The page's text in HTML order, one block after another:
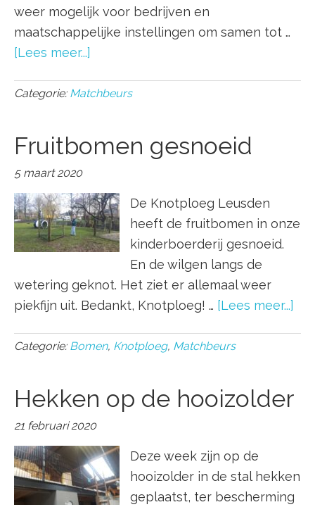
weer mogelijk voor bedrijven en
maatschappelijke instellingen om samen tot …
[Lees meer...]
Categorie: Matchbeurs
Fruitbomen gesnoeid
5 maart 2020
De Knotploeg Leusden
heeft de fruitbomen in onze
kinderboerderij gesnoeid.
En de wilgen langs de
wetering geknot. Het ziet er allemaal weer
piekfijn uit. Bedankt, Knotploeg! … [Lees meer...]
Categorie: Bomen, Knotploeg, Matchbeurs
Hekken op de hooizolder
21 februari 2020
Deze week zijn op de
hooizolder in de stal hekken
geplaatst, ter bescherming